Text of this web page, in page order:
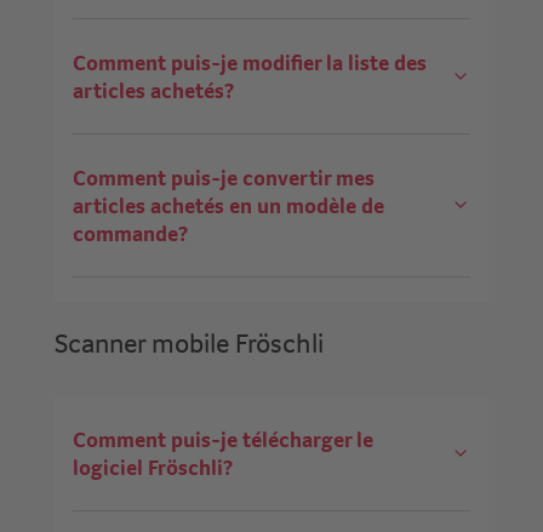
Comment puis-je modifier la liste des
articles achetés?
Comment puis-je convertir mes
articles achetés en un modèle de
commande?
Scanner mobile Fröschli
Comment puis-je télécharger le
logiciel Fröschli?